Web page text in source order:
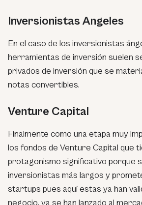
Inversionistas Angeles
En el caso de los inversionistas
herramientas de inversión suelen
privados de inversión que se
notas convertibles.
Venture Capital
Finalmente como una etapa muy
los fondos de Venture Capital que
protagonismo significativo porque
inversionistas más largos y
startups pues aquí estas ya han
negocio, ya se han lanzado al